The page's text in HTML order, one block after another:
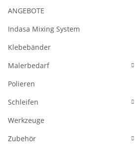
ANGEBOTE
Indasa Mixing System
Klebebänder
Malerbedarf
Polieren
Schleifen
Werkzeuge
Zubehör